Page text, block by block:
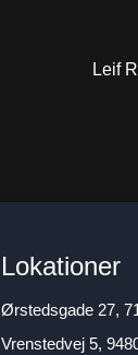
Leif
Lokationer
Ørstedsgade 27,
Vrenstedvej 5,